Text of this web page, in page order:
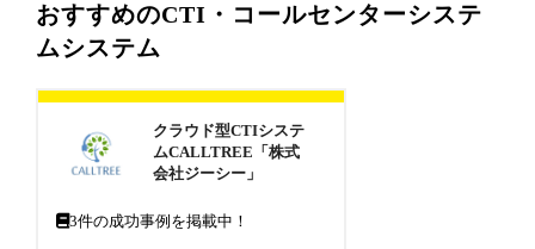
おすすめのCTI・コールセンターシステ
ムシステム
クラウド型CTIシステ
ムCALLTREE「株式
会社ジーシー」
3件の成功事例を掲載中！